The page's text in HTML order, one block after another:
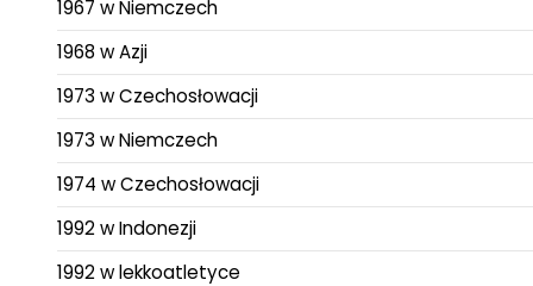
1967 w Niemczech
1968 w Azji
1973 w Czechosłowacji
1973 w Niemczech
1974 w Czechosłowacji
1992 w Indonezji
1992 w lekkoatletyce